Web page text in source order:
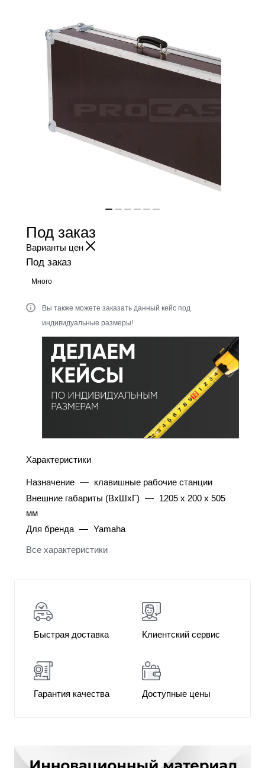
Под заказ
Варианты цен
Под заказ
Много
Вы также можете заказать данный кейс под
индивидуальные размеры!
Характеристики
Назначение — клавишные рабочие станции
Внешние габариты (ВхШхГ) — 1205 x 200 x 505
мм
Для бренда — Yamaha
Все характеристики
Быстрая доставка Клиентский сервис
Гарантия качества Доступные цены